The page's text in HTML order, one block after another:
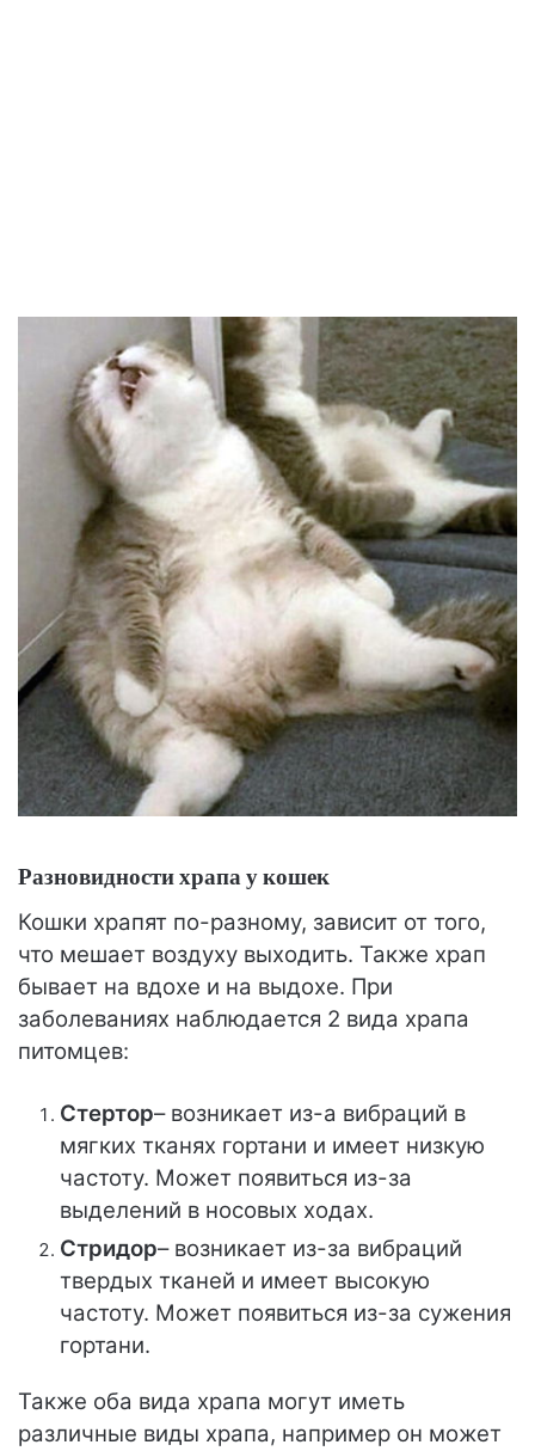
Разновидности храпа у кошек
Кошки храпят по-разному, зависит от того,
что мешает воздуху выходить. Также храп
бывает на вдохе и на выдохе. При
заболеваниях наблюдается 2 вида храпа
питомцев:
Стертор– возникает из-а вибраций в
мягких тканях гортани и имеет низкую
частоту. Может появиться из-за
выделений в носовых ходах.
Стридор– возникает из-за вибраций
твердых тканей и имеет высокую
частоту. Может появиться из-за сужения
гортани.
Также оба вида храпа могут иметь
различные виды храпа, например он может